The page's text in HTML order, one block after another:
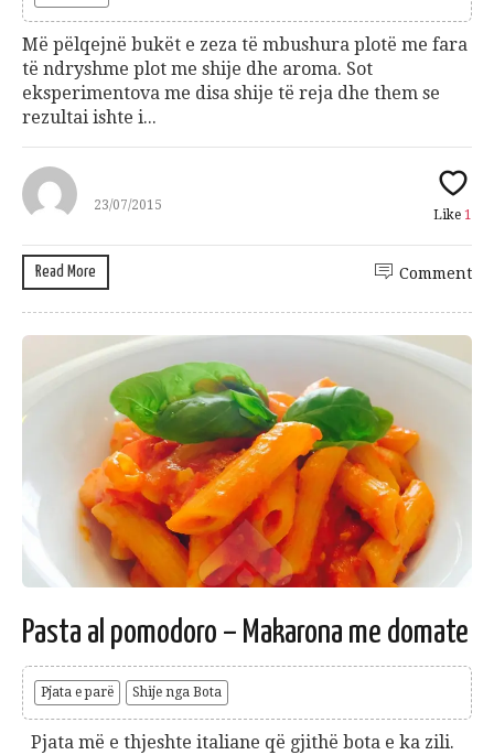
Më pëlqejnë bukët e zeza të mbushura plotë me fara
të ndryshme plot me shije dhe aroma. Sot
eksperimentova me disa shije të reja dhe them se
rezultai ishte i...
23/07/2015
Like 1
Read More Comment
Pasta al pomodoro – Makarona me domate
Pjata e parë Shije nga Bota
Pjata më e thjeshte italiane që gjithë bota e ka zili.